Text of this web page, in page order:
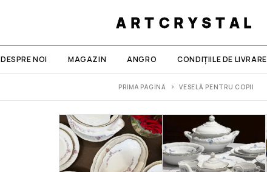
ARTCRYSTAL
DESPRE NOI MAGAZIN ANGRO CONDIȚIILE DE LIVRARE
PRIMA PAGINĂ VESELĂ PENTRU COPII